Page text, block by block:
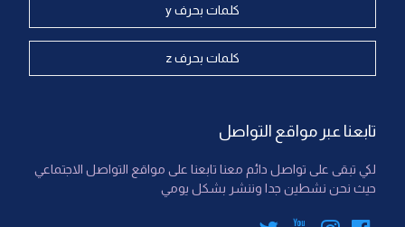
كلمات بحرف y
كلمات بحرف z
تابعنا عبر مواقع التواصل
لكي تبقى على تواصل دائم معنا تابعنا على مواقع التواصل الاجتماعي
حيث نحن نشطين جدا وننشر بشكل يومي